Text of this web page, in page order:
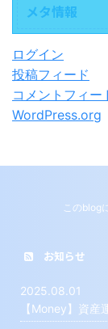
メタ情報
ログイン
投稿フィード
コメントフィー
WordPress.org
このblog
お知らせ
2025.08.01
【Money】資